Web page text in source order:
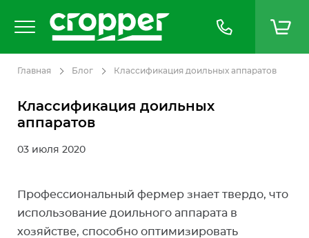
Главная Блог Классификация доильных аппаратов
Классификация доильных
аппаратов
03 июля 2020
Профессиональный фермер знает твердо, что
использование доильного аппарата в
хозяйстве, способно оптимизировать